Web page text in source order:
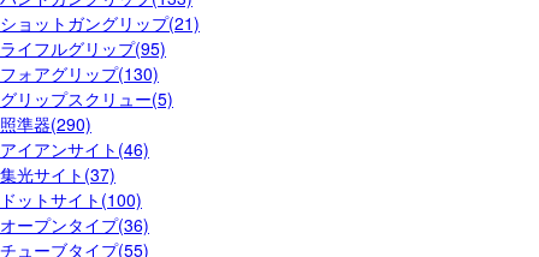
ショットガングリップ(21)
ライフルグリップ(95)
フォアグリップ(130)
グリップスクリュー(5)
照準器(290)
アイアンサイト(46)
集光サイト(37)
ドットサイト(100)
オープンタイプ(36)
チューブタイプ(55)